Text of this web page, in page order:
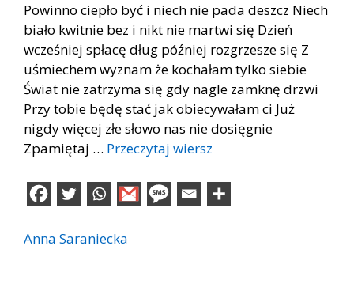
Powinno ciepło być i niech nie pada deszcz Niech
biało kwitnie bez i nikt nie martwi się Dzień
wcześniej spłacę dług później rozgrzesze się Z
uśmiechem wyznam że kochałam tylko siebie
Świat nie zatrzyma się gdy nagle zamknę drzwi
Przy tobie będę stać jak obiecywałam ci Już
nigdy więcej złe słowo nas nie dosięgnie
Zpamiętaj … Przeczytaj wiersz
Anna Saraniecka